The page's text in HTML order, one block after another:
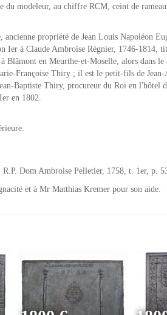
du modeleur, au chiffre RCM, ceint de
propriété de Jean Louis Napoléon
Ier à Claude Ambroise Régnier, 1746-1814,
Blâmont en Meurthe-et-Moselle, alors dans
Françoise Thiry ; il est le petit-fils de
Baptiste Thiry, procureur du Roi en l'hôtel
en 1802.
Dom Ambroise Pelletier, 1758, t. 1er, p.
et à Mr Matthias Kremer pour son aide.